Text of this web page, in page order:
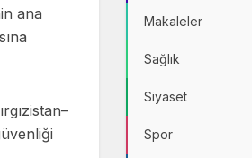
ana
Makaleler
Sağlık
Siyaset
Spor